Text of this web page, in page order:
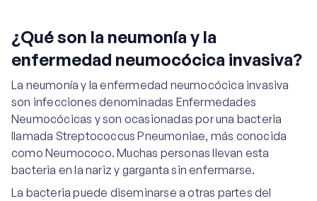
¿Qué son la neumonía y la
enfermedad neumocócica invasiva?
La neumonía y la enfermedad neumocócica invasiva
son infecciones denominadas Enfermedades
Neumocócicas y son ocasionadas por una bacteria
llamada Streptococcus Pneumoniae, más conocida
como Neumococo. Muchas personas llevan esta
bacteria en la nariz y garganta sin enfermarse.
La bacteria puede diseminarse a otras partes del